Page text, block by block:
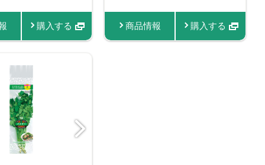
商品情報 購入する 商品情報 購入す
情報 購入する 商品情報 購入する
報 購入する 商品情報
購入する 商品情報 購入する
品情報 商品情報 購入する